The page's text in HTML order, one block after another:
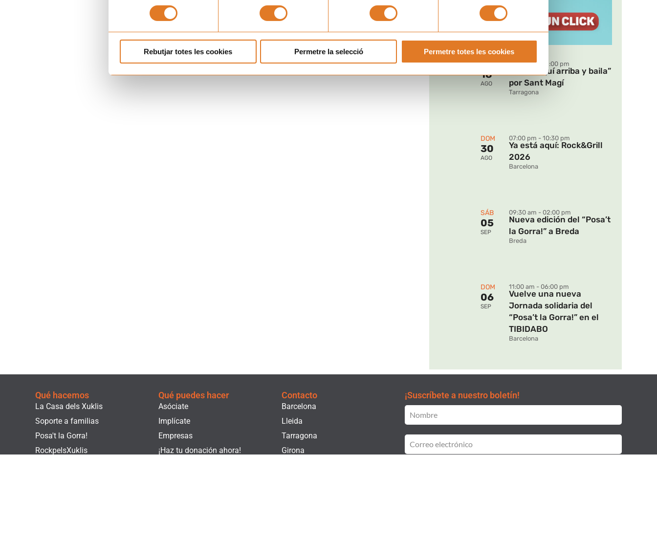
consentiment
Rebutjar totes les cookies Permetre la selecció Permetre totes les cookies
Próximos eventos
MAR
18
AGO
09:00 pm - 11:00 pm
“Sube, aquí arriba y baila”
por Sant Magí
Tarragona
DOM
30
AGO
07:00 pm - 10:30 pm
Ya está aquí: Rock&Grill
2026
Barcelona
SÁB
05
SEP
09:30 am - 02:00 pm
Nueva edición del “Posa’t
la Gorra!” a Breda
Breda
DOM
06
SEP
11:00 am - 06:00 pm
Vuelve una nueva
Jornada solidaria del
“Posa’t la Gorra!” en el
TIBIDABO
Barcelona
Qué hacemos
La Casa dels Xuklis
Soporte a familias
Posa't la Gorra!
RockpelsXuklis
Qué puedes hacer
Asóciate
Implícate
Empresas
¡Haz tu donación ahora!
Contacto
Barcelona
Lleida
Tarragona
Girona
¡Suscríbete a nuestro boletín!